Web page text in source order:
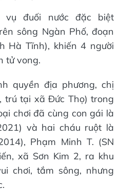
vụ đuối nước đặc biệt
sông Ngàn Phố, đoạn
Hà Tĩnh), khiến 4 người
tử vong.
quyền địa phương, chị
trú tại xã Đức Thọ) trong
chơi đã cùng con gái là
và hai cháu ruột là
Phạm Minh T. (SN
xã Sơn Kim 2, ra khu
chơi, tắm sông, nhưng